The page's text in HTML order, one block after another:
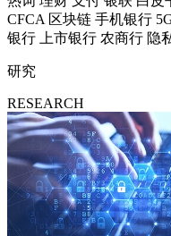
CFCA 区块链 手机银行
银行
上市银行 农商行 隐
研究
RESEARCH